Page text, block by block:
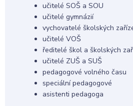
učitelé SOŠ a SOU
učitelé gymnázií
vychovatelé školských
učitelé VOŠ
ředitelé škol a školských
učitelé ZUŠ a SUŠ
pedagogové volného času
speciální pedagogové
asistenti pedagoga